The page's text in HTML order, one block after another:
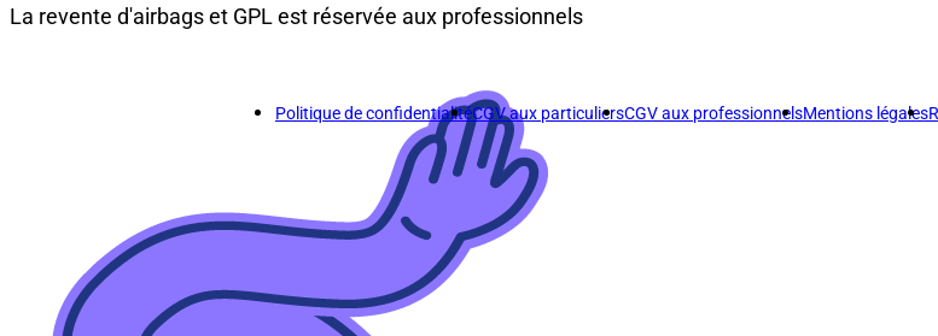
La revente d'airbags et GPL est réservée aux professionnels
Politique de confidentialitéCGV aux particuliersCGV aux professionnelsMentions légales